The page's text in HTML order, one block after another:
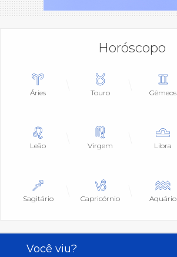
Horóscopo
Áries Touro Gêmeos
Leão Virgem Libra
Sagitário Capricórnio Aquário
Você viu?